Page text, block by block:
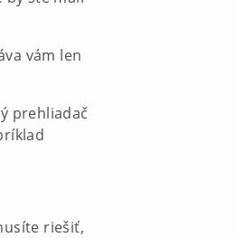
vám len
prehliadač
riešiť,